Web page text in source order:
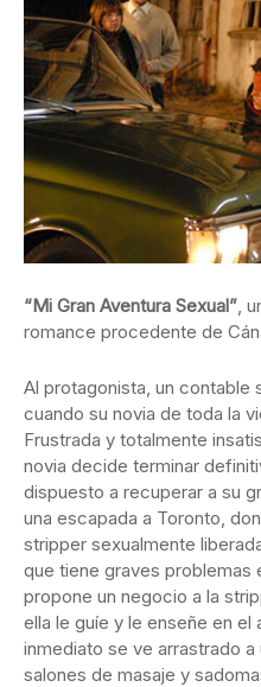
“Mi Gran Aventura Sexual”,
romance procedente de
Al protagonista, un contable
cuando su novia de toda la
Frustrada y totalmente
novia decide terminar
dispuesto a recuperar a su
una escapada a Toronto,
stripper sexualmente
que tiene graves problemas
propone un negocio a la
ella le guíe y le enseñe en
inmediato se ve arrastrado
salones de masaje y